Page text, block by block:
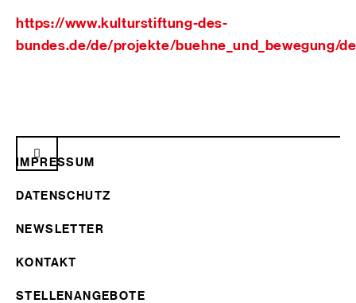
https://www.kulturstiftung-des-
bundes.de/de/projekte/buehne_und_bewegung/
IMPRESSUM
DATENSCHUTZ
NEWSLETTER
KONTAKT
STELLENANGEBOTE